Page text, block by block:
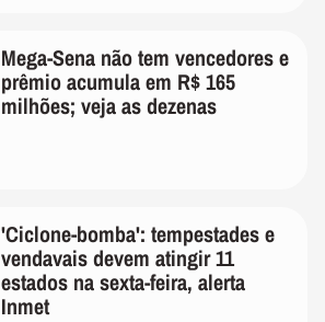
Mega-Sena não tem vencedores e
prêmio acumula em R$ 165
milhões; veja as dezenas
'Ciclone-bomba': tempestades e
vendavais devem atingir 11
estados na sexta-feira, alerta
Inmet